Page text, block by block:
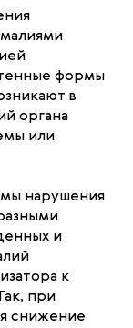
формы
в
органа
или
нарушения
и
к
при
снижение